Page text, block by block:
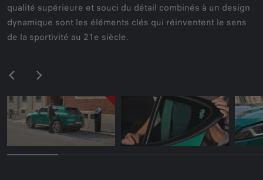
qualité supérieure et souci du détail combinés à un design
dynamique sont les éléments clés qui réinventent le sens
de la sportivité au 21e siècle.